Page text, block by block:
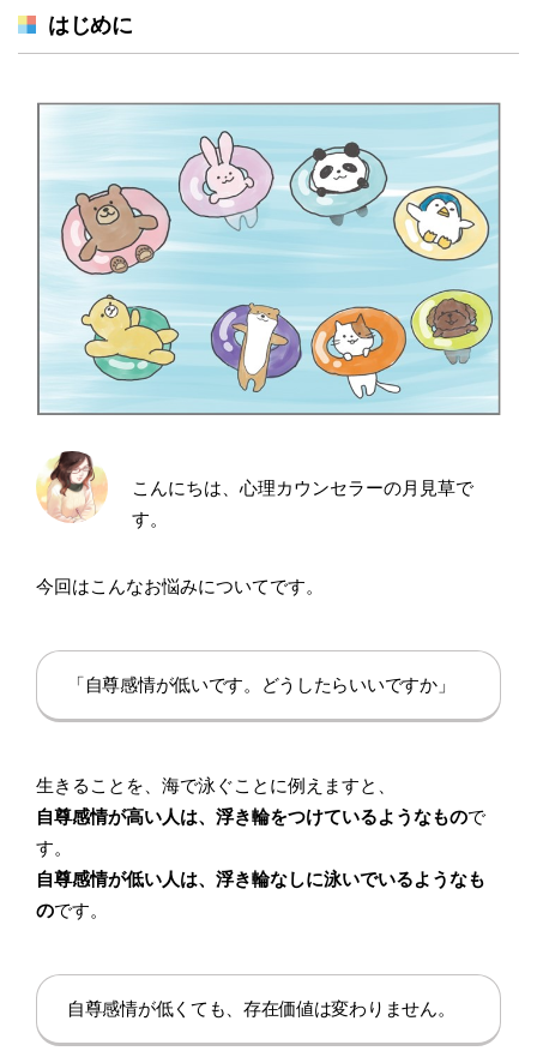
はじめに
こんにちは、心理カウンセラーの月見草で
す。
今回はこんなお悩みについてです。
「自尊感情が低いです。どうしたらいいですか」
生きることを、海で泳ぐことに例えますと、
自尊感情が高い人は、浮き輪をつけているようなもので
す。
自尊感情が低い人は、浮き輪なしに泳いでいるようなも
のです。
自尊感情が低くても、存在価値は変わりません。